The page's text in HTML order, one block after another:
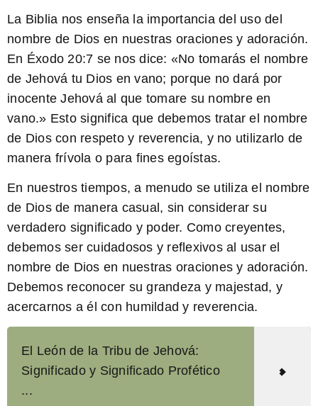
La Biblia nos enseña la importancia del uso del
nombre de Dios en nuestras oraciones y adoración.
En Éxodo 20:7 se nos dice: «No tomarás el nombre
de Jehová tu Dios en vano; porque no dará por
inocente Jehová al que tomare su nombre en
vano.» Esto significa que debemos tratar el nombre
de Dios con respeto y reverencia, y no utilizarlo de
manera frívola o para fines egoístas.
En nuestros tiempos, a menudo se utiliza el nombre
de Dios de manera casual, sin considerar su
verdadero significado y poder. Como creyentes,
debemos ser cuidadosos y reflexivos al usar el
nombre de Dios en nuestras oraciones y adoración.
Debemos reconocer su grandeza y majestad, y
acercarnos a él con humildad y reverencia.
El León de la Tribu de Jehová:
Significado y Significado Profético
...